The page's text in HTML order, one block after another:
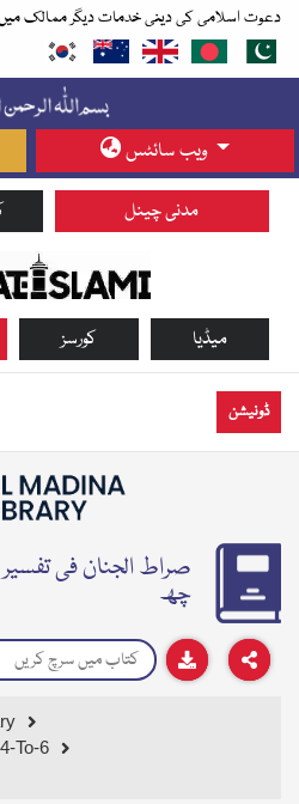
دعوت اسلامی کی دینی خدمات دیگر ممالک
ویب سائٹس
مدنی چینل
کورسز میڈیا
ڈونیشن
صراط الجنان فی تفسیر
چھ
To-6